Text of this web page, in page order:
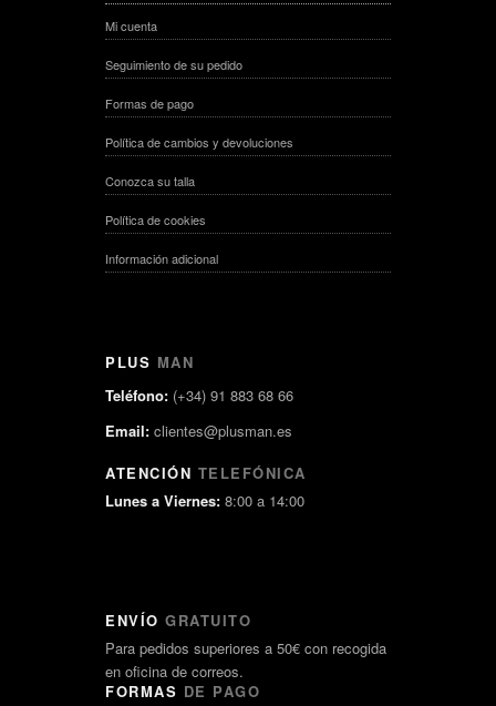
Mi cuenta
Seguimiento de su pedido
Formas de pago
Política de cambios y devoluciones
Conozca su talla
Política de cookies
Información adicional
PLUS MAN
Teléfono: (+34) 91 883 68 66
Email: clientes@plusman.es
ATENCIÓN TELEFÓNICA
Lunes a Viernes: 8:00 a 14:00
ENVÍO GRATUITO
Para pedidos superiores a 50€ con recogida
en oficina de correos.
FORMAS DE PAGO